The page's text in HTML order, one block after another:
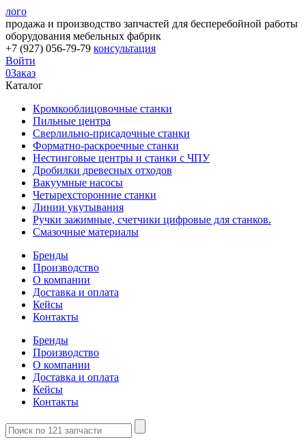
лого
продажа и производство запчастей для бесперебойной работы
оборудования мебельных фабрик
+7 (927) 056-79-79 консультация
Войти
0Заказ
Каталог
Кромкооблицовочные станки
Пильные центра
Сверлильно-присадочные станки
Форматно-раскроечные станки
Нестинговые центры и станки с ЧПУ
Дробилки древесных отходов
Вакуумные насосы
Четырехсторонние станки
Линии укутывания
Ручки зажимные, счетчики цифровые для станков.
Смазочные материалы
Бренды
Производство
О компании
Доставка и оплата
Кейсы
Контакты
Бренды
Производство
О компании
Доставка и оплата
Кейсы
Контакты